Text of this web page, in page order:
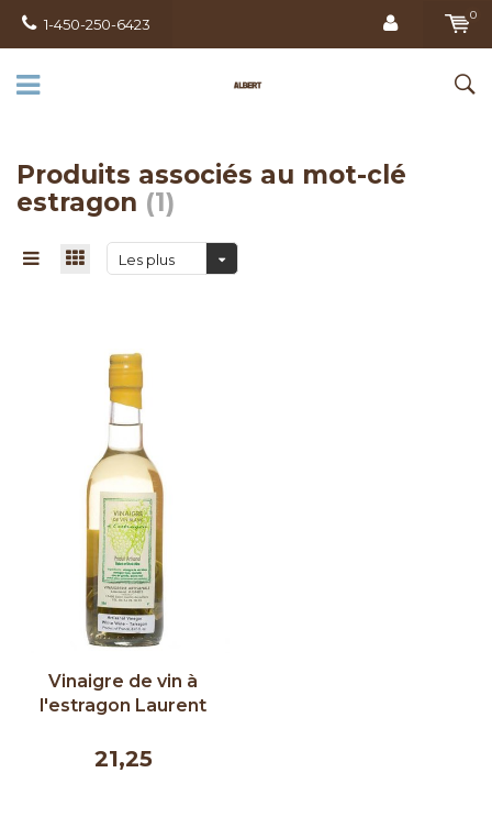
1-450-250-6423
0
Produits associés au mot-clé
estragon (1)
Les plus
Vinaigre de vin à
l'estragon Laurent
21,25